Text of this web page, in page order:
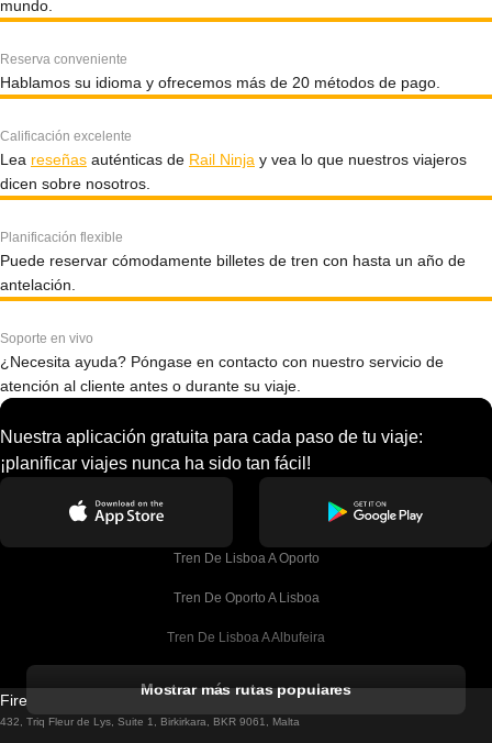
mundo.
Reserva conveniente
Hablamos su idioma y ofrecemos más de 20 métodos de pago.
Calificación excelente
Lea reseñas auténticas de Rail Ninja y vea lo que nuestros viajeros
dicen sobre nosotros.
Planificación flexible
Puede reservar cómodamente billetes de tren con hasta un año de
antelación.
Soporte en vivo
¿Necesita ayuda? Póngase en contacto con nuestro servicio de
atención al cliente antes o durante su viaje.
Nuestra aplicación gratuita para cada paso de tu viaje:
¡planificar viajes nunca ha sido tan fácil!
Tren De Lisboa A Oporto
Tren De Oporto A Lisboa
Tren De Lisboa A Albufeira
Tren De Lisboa A Lagos
Mostrar más rutas populares
Firebird GT Limited (OC 1451)
432, Triq Fleur de Lys, Suite 1, Birkirkara, BKR 9061, Malta